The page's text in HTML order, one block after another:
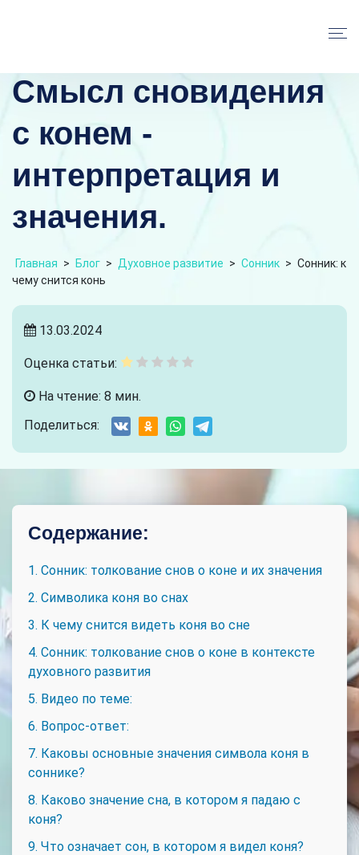
Смысл сновидения
с конем -
интерпретация и
значения.
Главная > Блог > Духовное развитие > Сонник > Сонник: к
чему снится конь
13.03.2024
Оценка статьи:
На чтение: 8 мин.
Поделиться:
Содержание:
1. Сонник: толкование снов о коне и их значения
2. Символика коня во снах
3. К чему снится видеть коня во сне
4. Сонник: толкование снов о коне в контексте
духовного развития
5. Видео по теме:
6. Вопрос-ответ:
7. Каковы основные значения символа коня в
соннике?
8. Каково значение сна, в котором я падаю с
коня?
9. Что означает сон, в котором я видел коня?